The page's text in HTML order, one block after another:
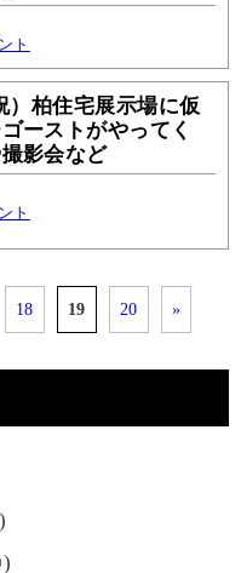
ト
）柏住宅展示場に仮
ーストがやってく
影会など
ト
18 19 20 »